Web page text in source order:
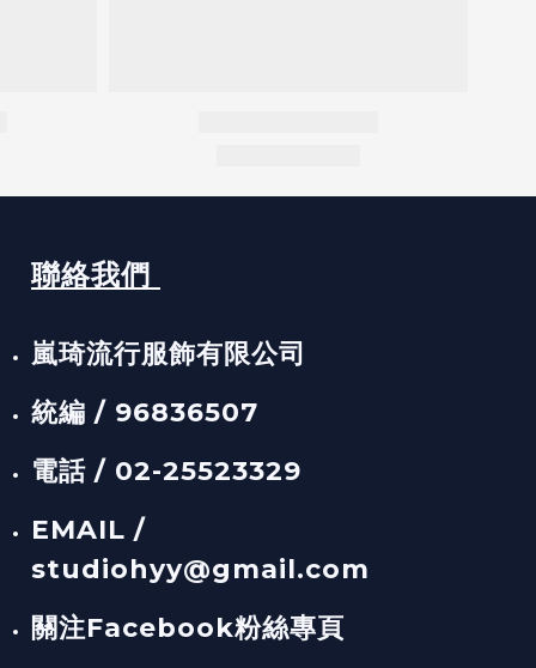
聯絡我們
嵐琦流行服飾有限公司
統編 / 96836507
電話 / 02-25523329
EMAIL /
studiohyy@gmail.com
關注Facebook粉絲專頁